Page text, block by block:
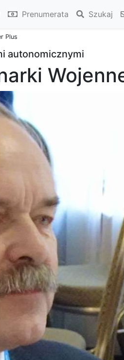
Prenumerata Szukaj
Plus
autonomicznymi